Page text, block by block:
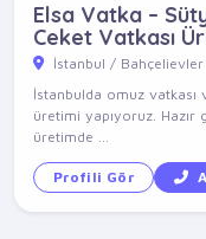
Elsa Vatka –
Ceket Vatkası
İstanbul / Bahçelievler
İstanbulda omuz
üretimi yapıyoruz.
üretimde ...
Profili Gör